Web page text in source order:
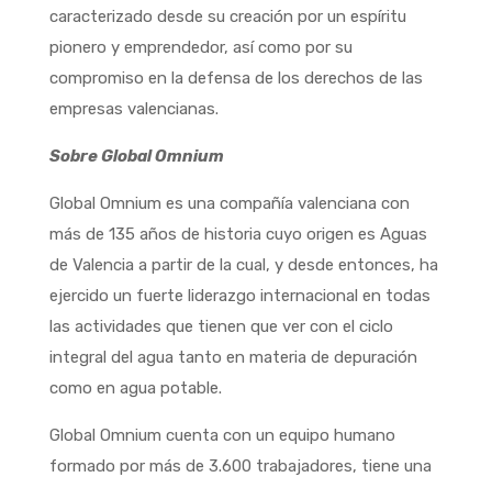
caracterizado desde su creación por un espíritu
pionero y emprendedor, así como por su
compromiso en la defensa de los derechos de las
empresas valencianas.
Sobre Global Omnium
Global Omnium es una compañía valenciana con
más de 135 años de historia cuyo origen es Aguas
de Valencia a partir de la cual, y desde entonces, ha
ejercido un fuerte liderazgo internacional en todas
las actividades que tienen que ver con el ciclo
integral del agua tanto en materia de depuración
como en agua potable.
Global Omnium cuenta con un equipo humano
formado por más de 3.600 trabajadores, tiene una